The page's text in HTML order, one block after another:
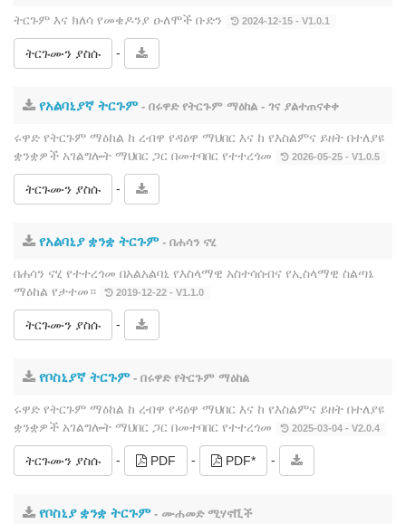
ትርጉም እና ክለሳ የመቄዶንያ ዑለሞች ቡድን 2024-12-15 - V1.0.1
ትርጉሙን ያስሱ -
የአልባኒያኛ ትርጉም- በሩዋድ የትርጉም ማዕከል - ገና ያልተጠናቀቀ
ሩዋድ የትርጉም ማዕከል ከ ረብዋ የዳዕዋ ማህበር እና ከ የእስልምና ይዘት በተለያዩ
ቋንቋዎች አገልግሎት ማህበር ጋር በመተባበር የተተረጎመ
2026-05-25 - V1.0.5
ትርጉሙን ያስሱ -
የአልባኒያ ቋንቋ ትርጉም- በሐሳን ናሂ
በሐሳን ናሂ የተተረጎመ በአልአልባኒ የእስላማዊ አስተሳሰብና የኢስላማዊ ስልጣኔ
ማዕከል የታተመ።
2019-12-22 - V1.1.0
ትርጉሙን ያስሱ -
የቦስኒያኛ ትርጉም- በሩዋድ የትርጉም ማዕከል
ሩዋድ የትርጉም ማዕከል ከ ረብዋ የዳዕዋ ማህበር እና ከ የእስልምና ይዘት በተለያዩ
ቋንቋዎች አገልግሎት ማህበር ጋር በመተባበር የተተረጎመ
2025-03-04 - V2.0.4
ትርጉሙን ያስሱ - PDF - PDF* -
የቦስኒያ ቋንቋ ትርጉም- ሙሐመድ ሚሃኖቪች